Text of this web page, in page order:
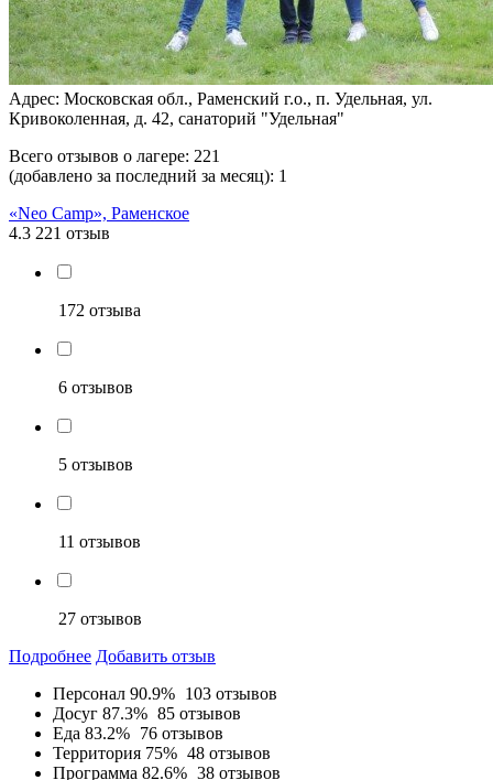
Адрес: Московская обл., Раменский г.о., п. Удельная, ул.
Кривоколенная, д. 42, санаторий "Удельная"
Всего отзывов о лагере: 221
(добавлено за последний за месяц): 1
«Neo Camp», Раменское
4.3 221 отзыв
172 отзыва
6 отзывов
5 отзывов
11 отзывов
27 отзывов
Подробнее Добавить отзыв
Персонал 90.9% 103 отзывов
Досуг 87.3% 85 отзывов
Еда 83.2% 76 отзывов
Территория 75% 48 отзывов
Программа 82.6% 38 отзывов